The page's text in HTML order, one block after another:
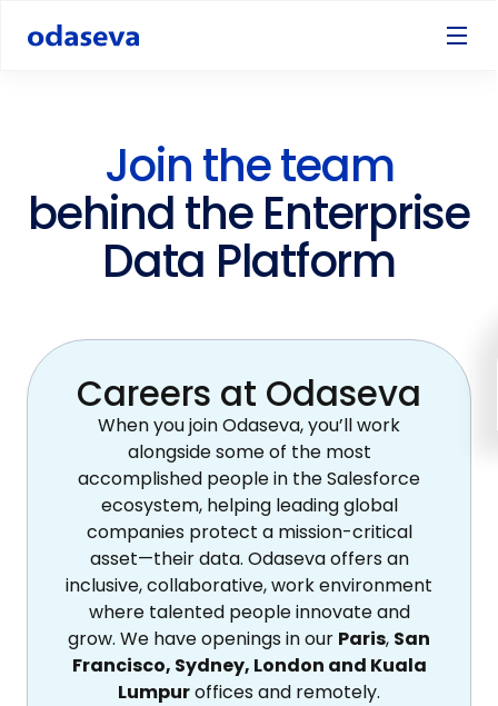
Join the team
behind the Enterprise
Data Platform
Careers at Odaseva
When you join Odaseva, you’ll work
alongside some of the most
accomplished people in the Salesforce
ecosystem, helping leading global
companies protect a mission-critical
asset—their data. Odaseva offers an
inclusive, collaborative, work environment
where talented people innovate and
grow. We have openings in our Paris, San
Francisco, Sydney, London and Kuala
Lumpuroffices and remotely.